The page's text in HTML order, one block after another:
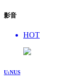
影音
HOT
U:NUS